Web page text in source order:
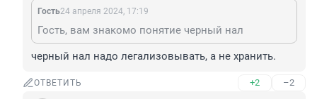
Гость24 апреля 2024, 17:19
Гость, вам знакомо понятие черный нал
черный нал надо легализовывать, а не хранить.
ОТВЕТИТЬ +2 –2